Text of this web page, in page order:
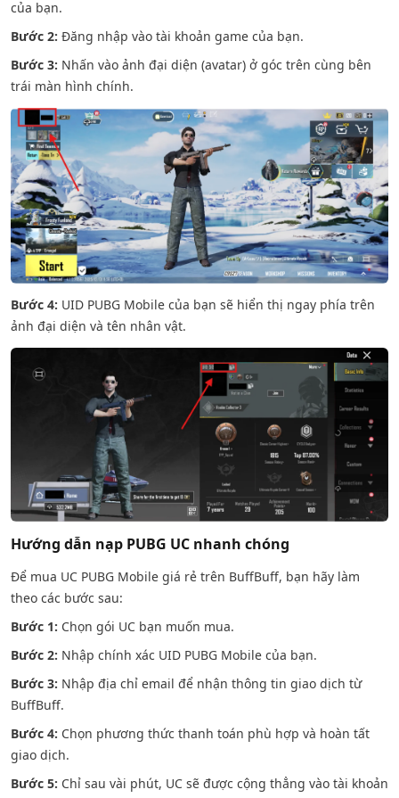
của bạn.
Bước 2: Đăng nhập vào tài khoản game của bạn.
Bước 3: Nhấn vào ảnh đại diện (avatar) ở góc trên cùng bên
trái màn hình chính.
Bước 4: UID PUBG Mobile của bạn sẽ hiển thị ngay phía trên
ảnh đại diện và tên nhân vật.
Hướng dẫn nạp PUBG UC nhanh chóng
Để mua UC PUBG Mobile giá rẻ trên BuffBuff, bạn hãy làm
theo các bước sau:
Bước 1: Chọn gói UC bạn muốn mua.
Bước 2: Nhập chính xác UID PUBG Mobile của bạn.
Bước 3: Nhập địa chỉ email để nhận thông tin giao dịch từ
BuffBuff.
Bước 4: Chọn phương thức thanh toán phù hợp và hoàn tất
giao dịch.
Bước 5: Chỉ sau vài phút, UC sẽ được cộng thẳng vào tài khoản